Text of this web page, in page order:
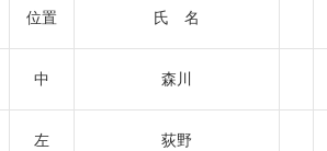
位置 氏 名
中 森川
左 荻野